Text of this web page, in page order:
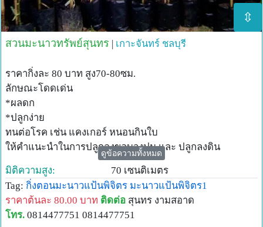
⇳
สวนมะนาวทรัพย์สุนทร | เกาะจันทร์ ชลบุรี
ราคากิ่งละ 80 บาท สูง70-80ซม.
ลักษณะโดดเด่น
*ผลดก
*ปลูกง่าย
ทนต่อโรค เช่น แคงเกอร์ หนอนกินใบ
ให้คำแนะนำในการปลูกลงขอบวงปูน และ ปลูกลงดิน
เพื่อบังคับให้ออกนอกฤดู ช่วงมะนาวแพง
ดูข้อความทั้งหมด
มิติความสูง:
70 เซนติเมตร
Tag: กิ่งตอนมะนาวแป้นพิจิตร มะนาวแป้นพิจิตร1
ราคาต้นละ 80.00 บาท ติดต่อ สุนทร งามสอาด
โทร. 0814477751 0814477751